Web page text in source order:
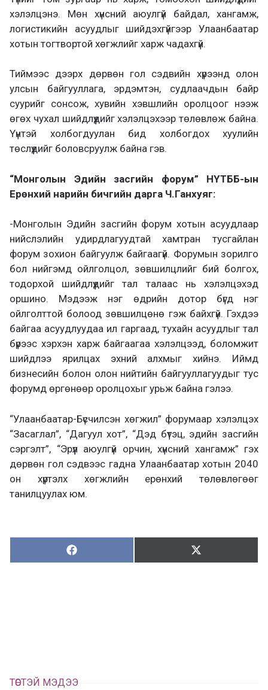
хэлэлцэнэ. Мөн хүнсний аюулгүй байдал, хангамж,
логистикийн асуудлыг шийдэхгүйгээр Улаанбаатар
хотын тогтвортой хөгжлийг харж чадахгүй.
Тиймээс дээрх дөрвөн гол сэдвийн хүрээнд олон
улсын байгууллага, эрдэмтэн, судлаачдын байр
суурийг сонсож, хувийн хэвшлийн оролцоог нээж
өгөх чухал шийдлүүдийг хэлэлцэхээр төлөвлөж байна.
Үүнтэй холбогдуулан бид холбогдох хуулийн
төслүүдийг боловсруулж байна гэв.
“Монголын Эдийн засгийн форум” НҮТББ-ын
Ерөнхий нарийн бичгийн дарга Ч.Ганхуяг:
-Монголын Эдийн засгийн форум хотын асуудлаар
нийслэлийн удирдлагуудтай хамтран тусгайлан
форум зохион байгуулж байгаагүй. Форумын зорилго
бол нийгэмд ойлголцол, зөвшилцлийг бий болгох,
тодорхой шийдлүүдийг тал талаас нь хэлэлцэхэд
оршино. Мэдээж нэг өдрийн дотор бүгд нэг
ойлголттой болоод зөвшилцөнө гэж байхгүй. Гэхдээ
байгаа асуудлуудаа ил гаргаад, тухайн асуудлыг тал
бүрээс хэрхэн харж байгаагаа хэлэлцээд, боломжит
шийдлээ ярилцах эхний алхмыг хийнэ. Иймд
бизнесийн болон олон нийтийн байгууллагуудыг тус
форумд өргөнөөр оролцохыг урьж байна гэлээ.
“Улаанбаатар-Бүсчилсэн хөгжил” форумаар хэлэлцэх
“Засаглал”, “Дагуул хот”, “Дэд бүтэц, эдийн засгийн
сэргэлт”, “Эрүүл аюулгүй орчин, хүнсний хангамж” гэх
дөрвөн гол сэдвээс гадна Улаанбаатар хотын 2040
он хүртэлх хөгжлийн ерөнхий төлөвлөгөөг
танилцуулах юм.
Хуваалцах:
Х
у
Түгээх:
Т
ТӨСТЭЙ МЭДЭЭ